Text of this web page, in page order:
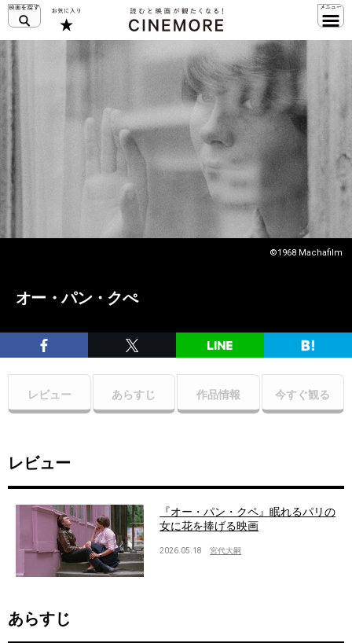
©1968 Machafilm
オー・パン・クぺ
レビュー あらすじ 作品情報 今すぐ観る
レビュー
『オー・パン・クペ』眠れるパリの
女に花を捧げる映画
2026.05.18 宮代大嗣
あらすじ